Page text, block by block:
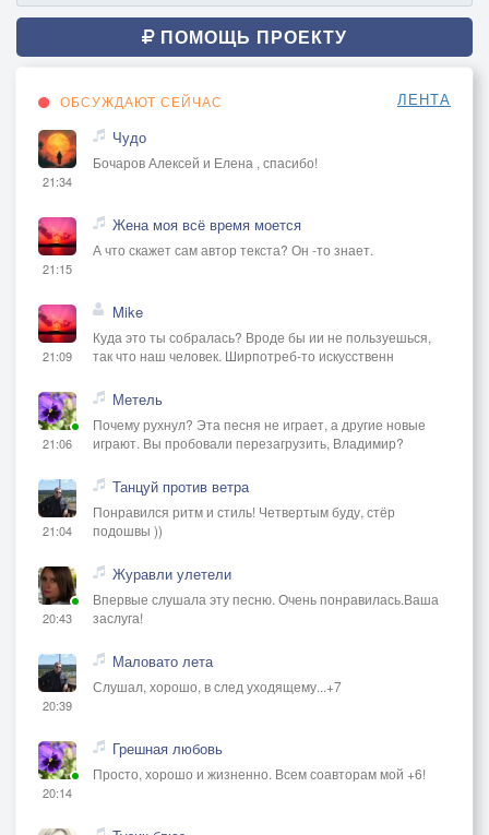
ПОМОЩЬ ПРОЕКТУ
ОБСУЖДАЮТ СЕЙЧАС ЛЕНТА
21:34
Чудо
Бочаров Алексей и Елена , спасибо!
21:15
Жена моя всё время моется
А что скажет сам автор текста? Он -то знает.
21:09
Mike
Куда это ты собралась? Вроде бы ии не пользуешься,
так что наш человек. Ширпотреб-то искусственн
21:06
Метель
Почему рухнул? Эта песня не играет, а другие новые
играют. Вы пробовали перезагрузить, Владимир?
21:04
Танцуй против ветра
Понравился ритм и стиль! Четвертым буду, стёр
подошвы ))
20:43
Журавли улетели
Впервые слушала эту песню. Очень понравилась.Ваша
заслуга!
20:39
Маловато лета
Слушал, хорошо, в след уходящему...+7
20:14
Грешная любовь
Просто, хорошо и жизненно. Всем соавторам мой +6!